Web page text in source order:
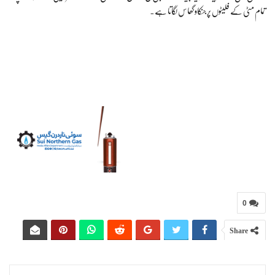
تمام مٹی کے فلیٹوں پر جنکاو گھاس لگاتا ہے۔
0
Share